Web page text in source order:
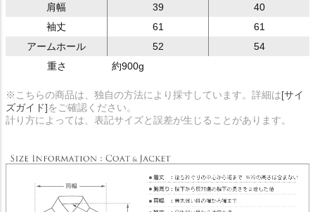
肩幅
39
40
袖丈
61
61
アームホール
52
54
重さ
約900g
※こちらの商品は、独自の方法により採寸しています。詳細は[サイ
ズガイド]をご確認ください。
計り方によっては、表記サイズと誤差が生じることがあります。